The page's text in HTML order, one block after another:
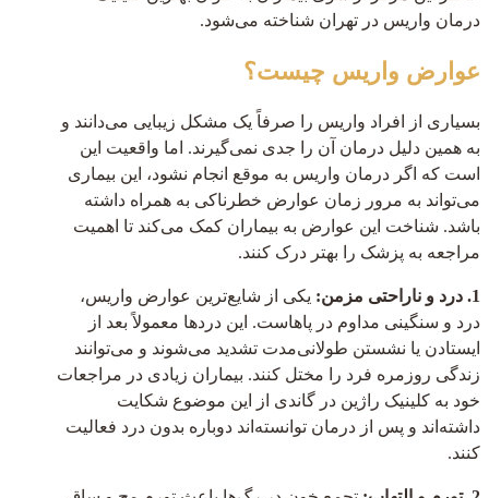
درمان واریس در تهران شناخته می‌شود.
عوارض واریس چیست؟
بسیاری از افراد واریس را صرفاً یک مشکل زیبایی می‌دانند و
به همین دلیل درمان آن را جدی نمی‌گیرند. اما واقعیت این
است که اگر درمان واریس به موقع انجام نشود، این بیماری
می‌تواند به مرور زمان عوارض خطرناکی به همراه داشته
باشد. شناخت این عوارض به بیماران کمک می‌کند تا اهمیت
مراجعه به پزشک را بهتر درک کنند.
1. درد و ناراحتی مزمن:
یکی از شایع‌ترین عوارض واریس،
درد و سنگینی مداوم در پاهاست. این دردها معمولاً بعد از
ایستادن یا نشستن طولانی‌مدت تشدید می‌شوند و می‌توانند
زندگی روزمره فرد را مختل کنند. بیماران زیادی در مراجعات
خود به کلینیک راژین در گاندی از این موضوع شکایت
داشته‌اند و پس از درمان توانسته‌اند دوباره بدون درد فعالیت
کنند.